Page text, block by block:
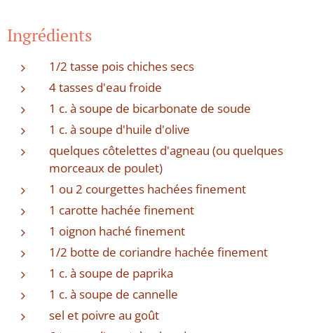
Ingrédients
1/2 tasse pois chiches secs
4 tasses d'eau froide
1 c. à soupe de bicarbonate de soude
1 c. à soupe d'huile d'olive
quelques côtelettes d'agneau (ou quelques
morceaux de poulet)
1 ou 2 courgettes hachées finement
1 carotte hachée finement
1 oignon haché finement
1/2 botte de coriandre hachée finement
1 c. à soupe de paprika
1 c. à soupe de cannelle
sel et poivre au goût